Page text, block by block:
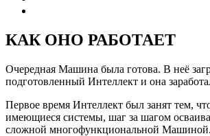
автором
КАК ОНО РАБОТАЕТ
Очередная Машина была готова. В неё
подготовленный Интеллект и она
Первое время Интеллект был занят тем,
имеющиеся системы, шаг за шагом
сложной многофункциональной Машиной.